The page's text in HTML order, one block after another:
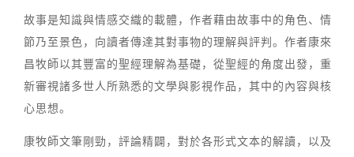
故事是知識與情感交織的載體，作者藉由故事中的角色、情
節乃至景色，向讀者傳達其對事物的理解與評判。作者康來
昌牧師以其豐富的聖經理解為基礎，從聖經的角度出發，重
新審視諸多世人所熟悉的文學與影視作品，其中的內容與核
心思想。
康牧師文筆剛勁，評論精闢，對於各形式文本的解讀，以及